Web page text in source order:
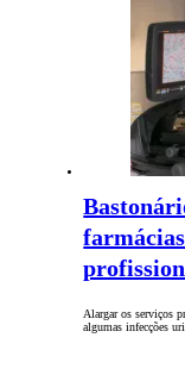
Alargar os serviços
algumas infecções